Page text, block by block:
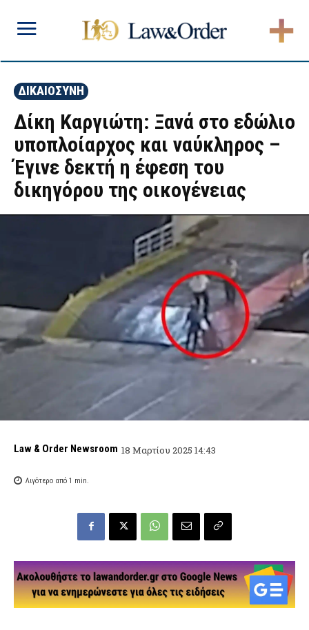
ΔΙΚΑΙΟΣΥΝΗ
Δίκη Καργιώτη: Ξανά στο εδώλιο
υποπλοίαρχος και ναύκληρος –
Έγινε δεκτή η έφεση του
δικηγόρου της οικογένειας
Law & Order Newsroom 18 Μαρτίου 2025 14:43
Λιγότερο από 1 min.